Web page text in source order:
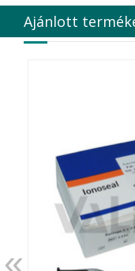
DUX
Edelweiss
Edenta
Fairfax Dental Ltd.
Falcon
FERROKEMIA
FERTISOL
FKG Dentaire
FUSSEN
Ajánlott
«